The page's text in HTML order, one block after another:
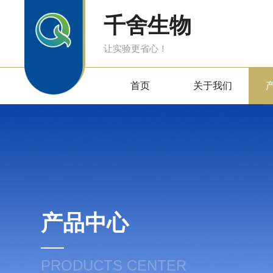
千舍生物
让实验更省心！
首页 关于我们
产品中心
PRODUCTS CENTER